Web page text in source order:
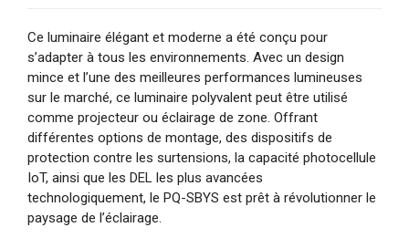
Ce luminaire élégant et moderne a été conçu pour
s’adapter à tous les environnements. Avec un design
mince et l’une des meilleures performances lumineuses
sur le marché, ce luminaire polyvalent peut être utilisé
comme projecteur ou éclairage de zone. Offrant
différentes options de montage, des dispositifs de
protection contre les surtensions, la capacité photocellule
IoT, ainsi que les DEL les plus avancées
technologiquement, le PQ-SBYS est prêt à révolutionner le
paysage de l’éclairage.